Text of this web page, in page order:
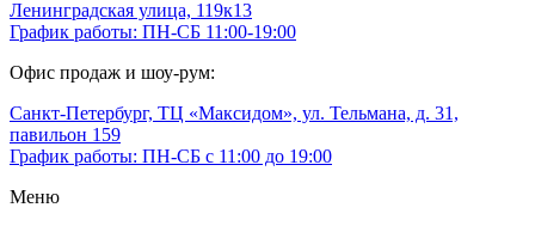
Ленинградская улица, 119к13
График работы: ПН-СБ 11:00-19:00
Офис продаж и шоу-рум:
Санкт-Петербург, ТЦ «Максидом», ул. Тельмана, д. 31,
павильон 159
График работы: ПН-СБ с 11:00 до 19:00
Меню